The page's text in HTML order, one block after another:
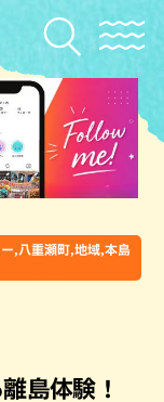
,八重瀬町,地域,本島
島体験！